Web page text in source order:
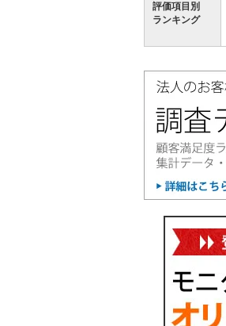
評価項目別
ランキング